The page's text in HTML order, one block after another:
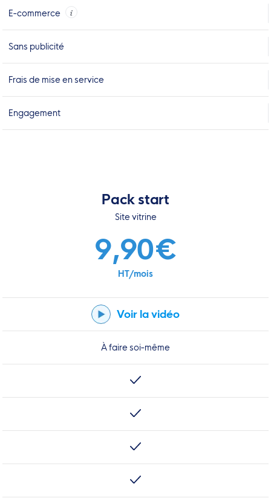
E-commerce
Sans publicité
Frais de mise en service
Engagement
Pack start
Site vitrine
9,90€
HT/mois
Voir la vidéo
À faire soi-même